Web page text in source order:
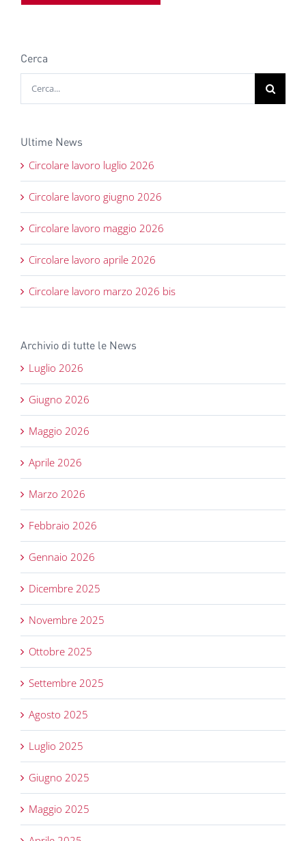
Cerca
Ultime News
Circolare lavoro luglio 2026
Circolare lavoro giugno 2026
Circolare lavoro maggio 2026
Circolare lavoro aprile 2026
Circolare lavoro marzo 2026 bis
Archivio di tutte le News
Luglio 2026
Giugno 2026
Maggio 2026
Aprile 2026
Marzo 2026
Febbraio 2026
Gennaio 2026
Dicembre 2025
Novembre 2025
Ottobre 2025
Settembre 2025
Agosto 2025
Luglio 2025
Giugno 2025
Maggio 2025